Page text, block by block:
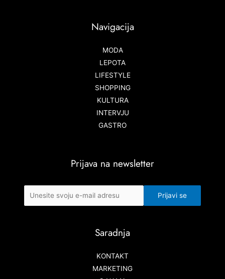
Navigacija
MODA
LEPOTA
LIFESTYLE
SHOPPING
KULTURA
INTERVJU
GASTRO
Prijava na newsletter
Saradnja
KONTAKT
MARKETING